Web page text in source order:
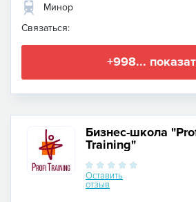
Минор
Связаться:
+998...
Бизнес-школа
Training"
Оставить
отзыв